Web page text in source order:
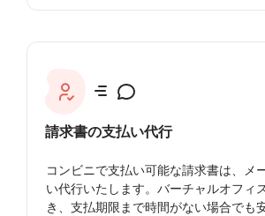
請求書の支払い代行
コンビニで支払い可能な請求書は、メ
い代行いたします。バーチャルオフィ
き、支払期限まで時間がない場合でも